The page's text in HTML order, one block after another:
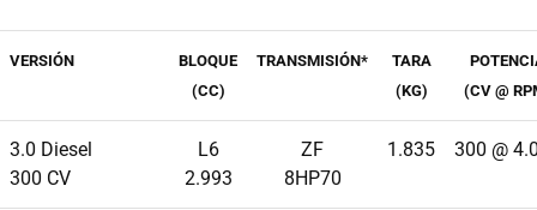
VERSIÓN
BLOQUE
(CC)
TRANSMISIÓN*
TARA
(KG)
(CV @
3.0 Diesel
300 CV
L6
2.993
ZF
8HP70
1.835 300 @